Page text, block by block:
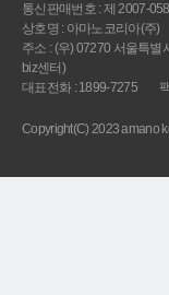
통신판매번호 : 제 2007-
상호명 : 아마노코리아(주)
주소 : (우) 07270 서울특별
biz센터)
대표전화 : 1899-7275
Copyright(C) 2023 amano